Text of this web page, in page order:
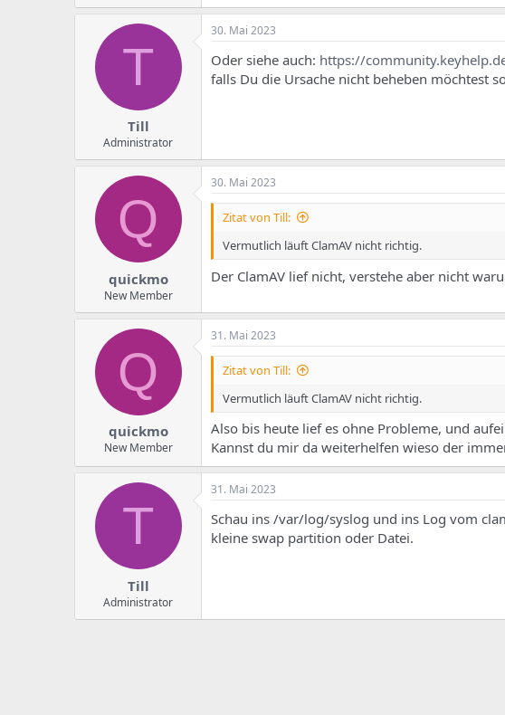
T
Till
Administrator
30. Mai 2023
Oder siehe auch: https://
falls Du die Ursache nicht beheben möchtest
Q
quickmo
New Member
30. Mai 2023
Zitat von Till:
Vermutlich läuft ClamAV nicht richtig.
Der ClamAV lief nicht, verstehe aber nicht
Q
quickmo
New Member
31. Mai 2023
Zitat von Till:
Vermutlich läuft ClamAV nicht richtig.
Also bis heute lief es ohne Probleme, und
Kannst du mir da weiterhelfen wieso der
T
Till
Administrator
31. Mai 2023
Schau ins /var/log/syslog und ins Log vom
kleine swap partition oder Datei.